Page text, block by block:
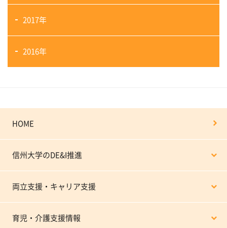
2017年
2016年
HOME
信州大学のDE&I推進
両立支援・キャリア支援
育児・介護支援情報